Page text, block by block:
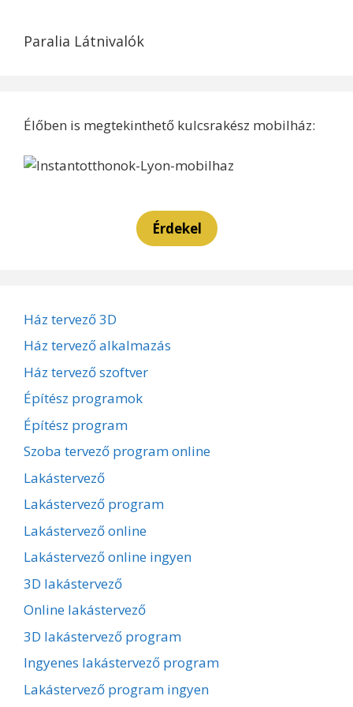
Paralia Látnivalók
Élőben is megtekinthető kulcsrakész mobilház:
Érdekel
Ház tervező 3D
Ház tervező alkalmazás
Ház tervező szoftver
Építész programok
Építész program
Szoba tervező program online
Lakástervező
Lakástervező program
Lakástervező online
Lakástervező online ingyen
3D lakástervező
Online lakástervező
3D lakástervező program
Ingyenes lakástervező program
Lakástervező program ingyen